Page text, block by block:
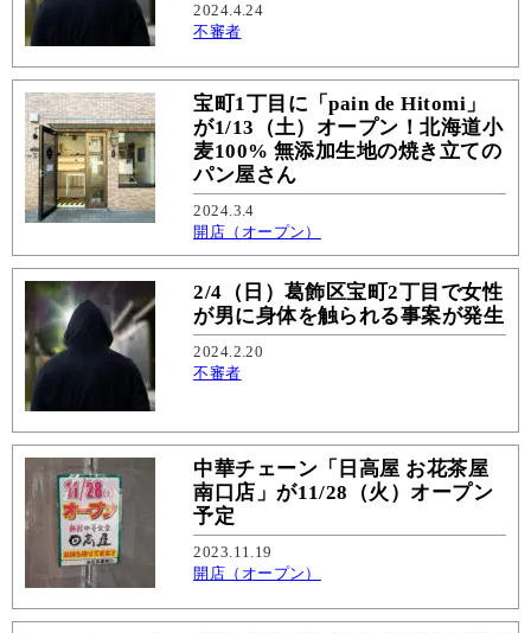
2024.4.24
不審者
宝町1丁目に「pain de Hitomi」
が1/13（土）オープン！北海道小
麦100% 無添加生地の焼き立ての
パン屋さん
2024.3.4
開店（オープン）
2/4（日）葛飾区宝町2丁目で女性
が男に身体を触られる事案が発生
2024.2.20
不審者
中華チェーン「日高屋 お花茶屋
南口店」が11/28（火）オープン
予定
2023.11.19
開店（オープン）